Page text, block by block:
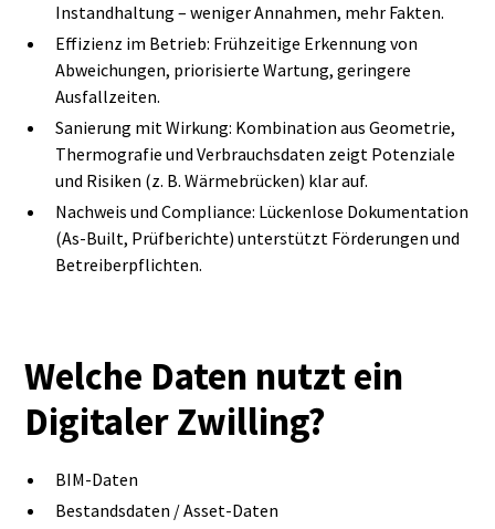
Instandhaltung – weniger Annahmen, mehr Fakten.
Effizienz im Betrieb: Frühzeitige Erkennung von
Abweichungen, priorisierte Wartung, geringere
Ausfallzeiten.
Sanierung mit Wirkung: Kombination aus Geometrie,
Thermografie und Verbrauchsdaten zeigt Potenziale
und Risiken (z. B. Wärmebrücken) klar auf.
Nachweis und Compliance: Lückenlose Dokumentation
(As‑Built, Prüfberichte) unterstützt Förderungen und
Betreiberpflichten.
Welche Daten nutzt ein
Digitaler Zwilling?
BIM-Daten
Bestandsdaten / Asset-Daten